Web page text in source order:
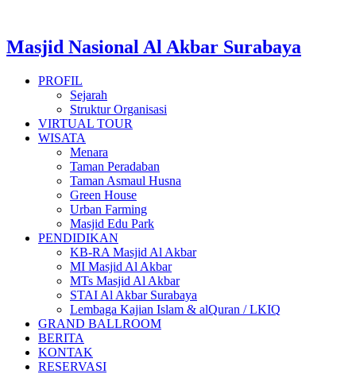
Masjid Nasional Al Akbar Surabaya
PROFIL
Sejarah
Struktur Organisasi
VIRTUAL TOUR
WISATA
Menara
Taman Peradaban
Taman Asmaul Husna
Green House
Urban Farming
Masjid Edu Park
PENDIDIKAN
KB-RA Masjid Al Akbar
MI Masjid Al Akbar
MTs Masjid Al Akbar
STAI Al Akbar Surabaya
Lembaga Kajian Islam & alQuran / LKIQ
GRAND BALLROOM
BERITA
KONTAK
RESERVASI